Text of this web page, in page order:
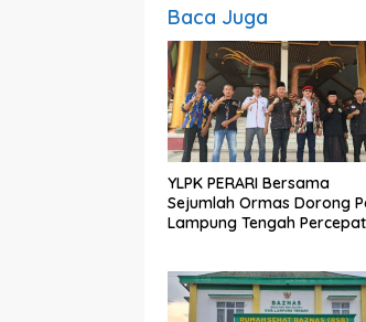
Baca Juga
YLPK PERARI Bersama
Sejumlah Ormas Dorong
Lampung Tengah Percepat